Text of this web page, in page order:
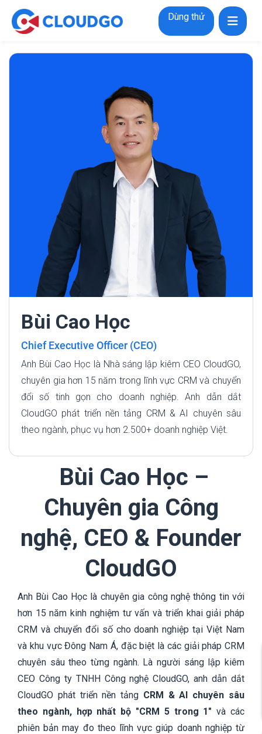
Dùng thử
Bùi Cao Học
Chief Executive Officer (CEO)
Anh Bùi Cao Học là Nhà sáng lập kiêm CEO CloudGO,
chuyên gia hơn 15 năm trong lĩnh vực CRM và chuyển
đổi số tinh gọn cho doanh nghiệp. Anh dẫn dắt
CloudGO phát triển nền tảng CRM & AI chuyên sâu
theo ngành, phục vụ hơn 2.500+ doanh nghiệp Việt.
Bùi Cao Học –
Chuyên gia Công
nghệ, CEO & Founder
CloudGO
Anh Bùi Cao Học là chuyên gia công nghệ thông tin với
hơn 15 năm kinh nghiệm tư vấn và triển khai giải pháp
CRM và chuyển đổi số cho doanh nghiệp tại Việt Nam
và khu vực Đông Nam Á, đặc biệt là các giải pháp CRM
chuyên sâu theo từng ngành. Là người sáng lập kiêm
CEO Công ty TNHH Công nghệ CloudGO, anh dẫn dắt
CloudGO phát triển nền tảng CRM & AI chuyên sâu
theo ngành, hợp nhất bộ "CRM 5 trong 1"và các
phiên bản may đo theo lĩnh vực giúp doanh nghiệp từ